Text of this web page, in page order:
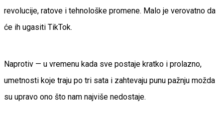
revolucije, ratove i tehnološke promene. Malo je verovatno da
će ih ugasiti TikTok.
Naprotiv — u vremenu kada sve postaje kratko i prolazno,
umetnosti koje traju po tri sata i zahtevaju punu pažnju možda
su upravo ono što nam najviše nedostaje.